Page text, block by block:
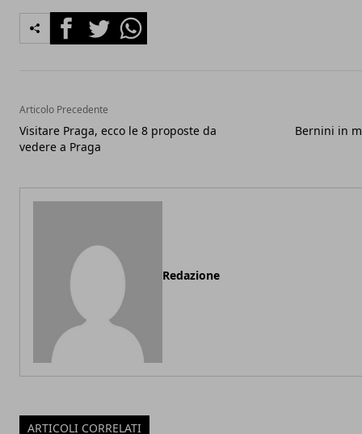
FacebookTwitterWhatsapp
Articolo Precedente
Visitare Praga, ecco le 8 proposte da
vedere a Praga
Bernini in
Redazione
ARTICOLI CORRELATI